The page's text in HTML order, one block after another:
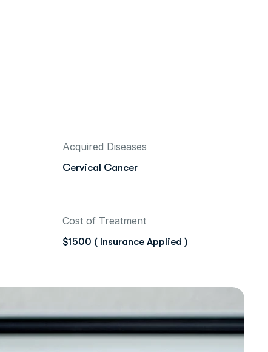
Acquired Diseases
Cervical Cancer
Cost of Treatment
$1500 ( Insurance Applied )